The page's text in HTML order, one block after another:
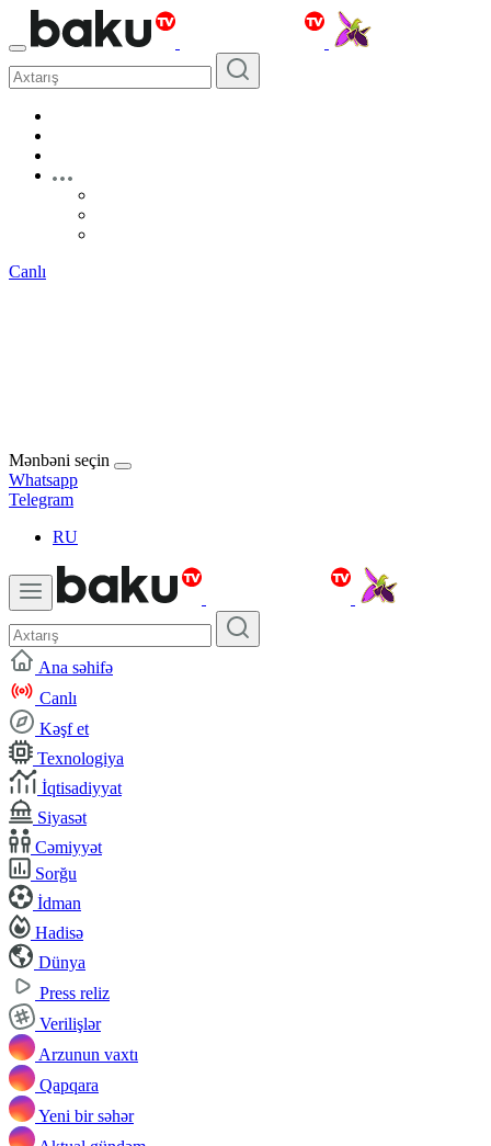
Canlı
Mənbəni seçin
Whatsapp
Telegram
RU
Ana səhifə
Canlı
Kəşf et
Texnologiya
İqtisadiyyat
Siyasət
Cəmiyyət
Sorğu
İdman
Hadisə
Dünya
Press reliz
Verilişlər
Arzunun vaxtı
Qapqara
Yeni bir səhər